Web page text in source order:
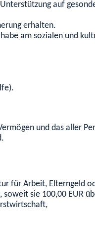
auf
erhalten.
am sozialen und
und das aller
für Arbeit, Elterngeld
sie 100,00 EUR